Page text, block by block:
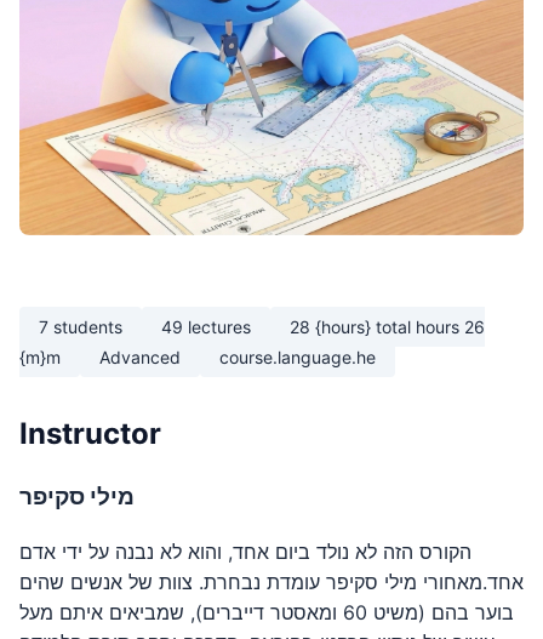
7 students 49 lectures
28 {hours} total hours 26
{m}m
Advanced course.language.he
Instructor
מילי סקיפר
הקורס הזה לא נולד ביום אחד, והוא לא נבנה על ידי אדם
אחד.מאחורי מילי סקיפר עומדת נבחרת. צוות של אנשים שהים
בוער בהם (משיט 60 ומאסטר דייברים), שמביאים איתם מעל